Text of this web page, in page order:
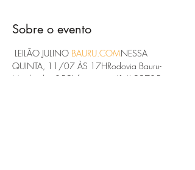
Sobre o evento
LEILÃO JULINO BAURU.COMNESSA
QUINTA, 11/07 ÀS 17HRodovia Bauru-
Marília, km 355Informações (14) 99735-